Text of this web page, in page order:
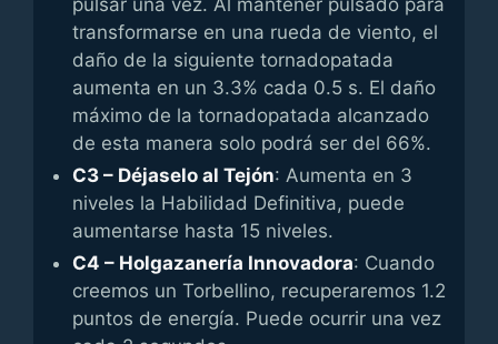
transformarse en una rueda de viento, el
daño de la siguiente tornadopatada
aumenta en un 3.3% cada 0.5 s. El daño
máximo de la tornadopatada alcanzado
de esta manera solo podrá ser del 66%.
C3 – Déjaselo al Tejón: Aumenta en 3
niveles la Habilidad Definitiva, puede
aumentarse hasta 15 niveles.
C4 – Holgazanería Innovadora: Cuando
creemos un Torbellino, recuperaremos 1.2
puntos de energía. Puede ocurrir una vez